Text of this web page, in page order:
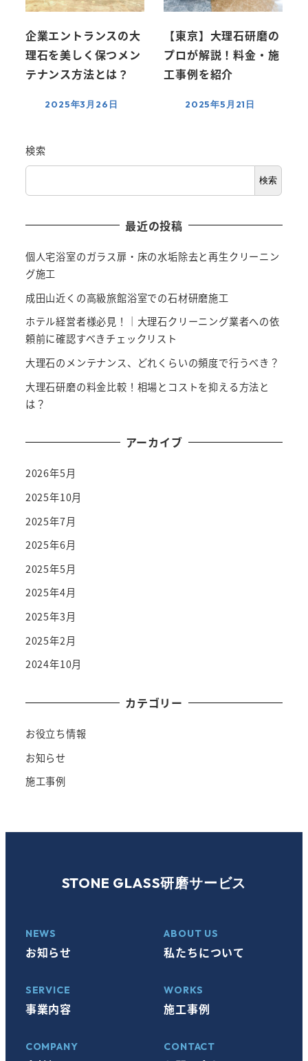
企業エントランスの大
理石を美しく保つメン
テナンス方法とは？
2025年3月26日
【東京】大理石研磨の
プロが解説！料金・施
工事例を紹介
2025年5月21日
検索
検索
最近の投稿
個人宅浴室のガラス扉・床の水垢除去と再生クリーニン
グ施工
成田山近くの高級旅館浴室での石材研磨施工
ホテル経営者様必見！｜大理石クリーニング業者への依
頼前に確認すべきチェックリスト
大理石のメンテナンス、どれくらいの頻度で行うべき？
大理石研磨の料金比較！相場とコストを抑える方法と
は？
アーカイブ
2026年5月
2025年10月
2025年7月
2025年6月
2025年5月
2025年4月
2025年3月
2025年2月
2024年10月
カテゴリー
お役立ち情報
お知らせ
施工事例
STONE GLASS研磨サービス
NEWS
お知らせ
ABOUT US
私たちについて
SERVICE
事業内容
WORKS
施工事例
COMPANY CONTACT